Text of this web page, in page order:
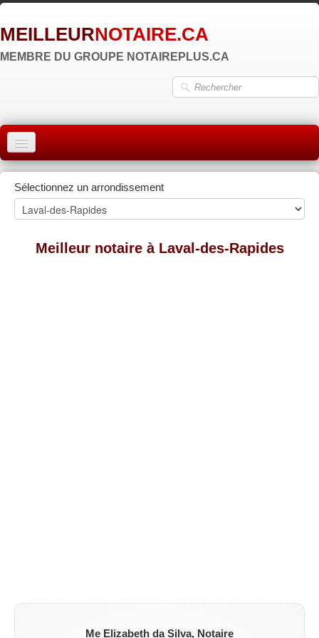
MEILLEURNOTAIRE.CA
MEMBRE DU GROUPE NOTAIREPLUS.CA
ACCUEIL
MONTRÉAL
QUÉBEC
LAVAL
Sélectionnez un arrondissement
Meilleur notaire à Laval-des-Rapides
Me Elizabeth da Silva, Notaire